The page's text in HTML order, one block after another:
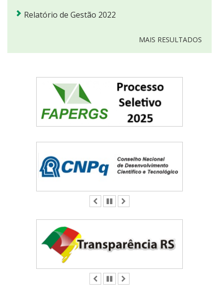
Relatório de Gestão 2022
MAIS RESULTADOS
ANTERIOR
PAUSAR
ANTERIOR
PAUSAR